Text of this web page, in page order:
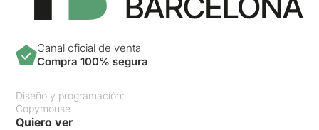
Canal oficial de venta
Compra 100% segura
Diseño y programación:
Copymouse
Quiero ver